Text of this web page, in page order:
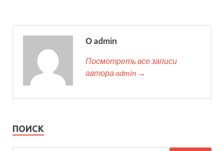
О admin
Посмотреть все записи
автора admin →
ПОИСК